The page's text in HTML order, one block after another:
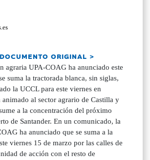
ORIGINAL >
agraria UPA-COAG ha anunciado este
suma la tractorada blanca, sin siglas,
la UCCL para este viernes en
al sector agrario de Castilla y
a la concentración del próximo
de Santander. En un comunicado, la
ha anunciado que se suma a la
viernes 15 de marzo por las calles de
de acción con el resto de